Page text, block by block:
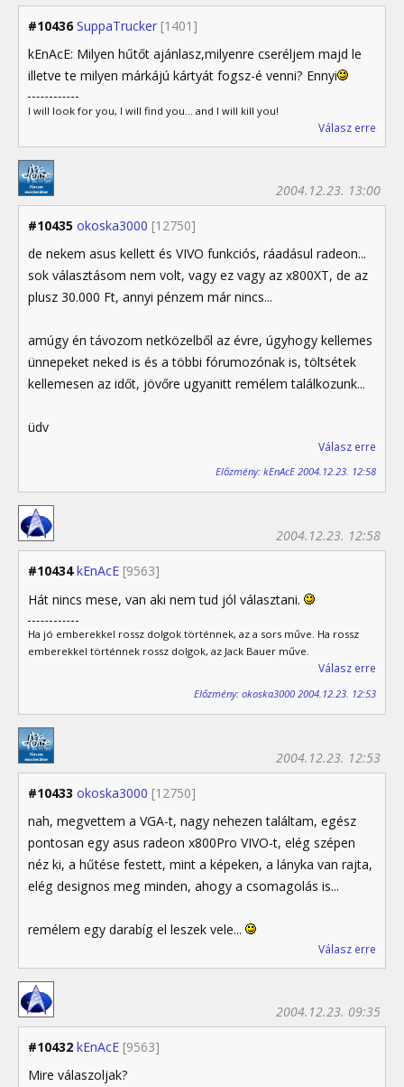
#10436 SuppaTrucker [1401]
kEnAcE: Milyen hűtőt ajánlasz,milyenre cseréljem majd le
illetve te milyen márkájú kártyát fogsz-é venni? Ennyi
I will look for you, I will find you... and I will kill you!
Válasz erre
#10435 okoska3000 [12750]
2004.12.23. 13:00
de nekem asus kellett és VIVO funkciós, ráadásul radeon...
sok választásom nem volt, vagy ez vagy az x800XT, de az
plusz 30.000 Ft, annyi pénzem már nincs...
amúgy én távozom netközelből az évre, úgyhogy kellemes
ünnepeket neked is és a többi fórumozónak is, töltsétek
kellemesen az időt, jövőre ugyanitt remélem találkozunk...
üdv
Válasz erre
Előzmény: kEnAcE 2004.12.23. 12:58
#10434 kEnAcE [9563]
2004.12.23. 12:58
Hát nincs mese, van aki nem tud jól választani.
Ha jó emberekkel rossz dolgok történnek, az a sors műve. Ha rossz
emberekkel történnek rossz dolgok, az Jack Bauer műve.
Válasz erre
Előzmény: okoska3000 2004.12.23. 12:53
#10433 okoska3000 [12750]
2004.12.23. 12:53
nah, megvettem a VGA-t, nagy nehezen találtam, egész
pontosan egy asus radeon x800Pro VIVO-t, elég szépen
néz ki, a hűtése festett, mint a képeken, a lányka van rajta,
elég designos meg minden, ahogy a csomagolás is...
remélem egy darabíg el leszek vele...
Válasz erre
#10432 kEnAcE [9563]
2004.12.23. 09:35
Mire válaszoljak?